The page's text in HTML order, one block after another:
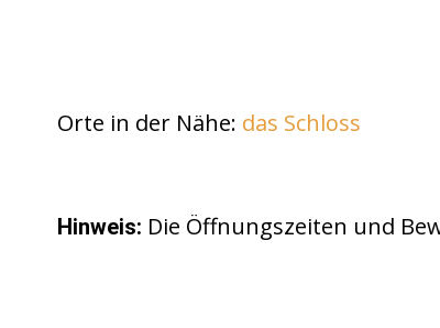
Orte in der Nähe: das Schloss
Hinweis: Die Öffnungszeiten und